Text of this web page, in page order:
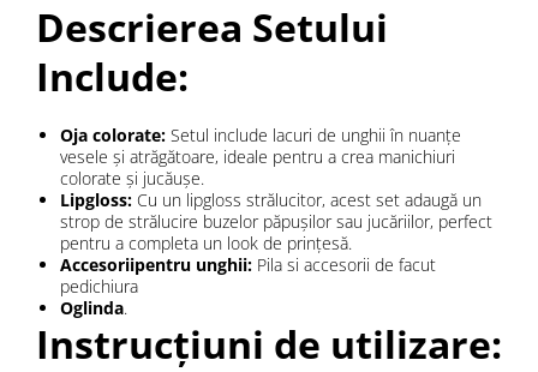
Descrierea Setului
Include:
Oja colorate: Setul include lacuri de unghii în nuanțe
vesele și atrăgătoare, ideale pentru a crea manichiuri
colorate și jucăușe.
Lipgloss: Cu un lipgloss strălucitor, acest set adaugă un
strop de strălucire buzelor păpușilor sau jucăriilor, perfect
pentru a completa un look de prințesă.
Accesoriipentru unghii: Pila si accesorii de facut
pedichiura
Oglinda.
Instrucțiuni de utilizare: